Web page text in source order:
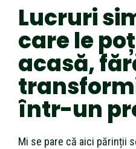
Lucruri
care le
acasă,
într-un
Mi se pare că aici părinții